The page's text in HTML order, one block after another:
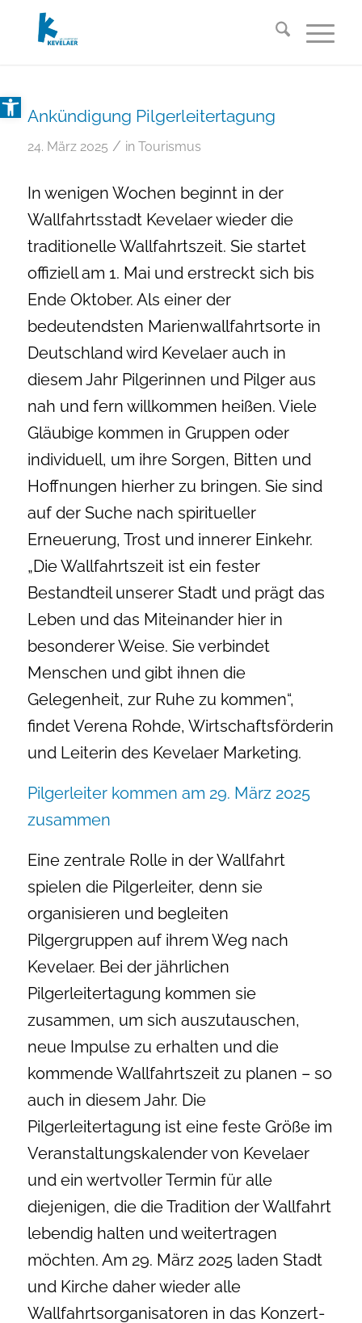
Open toolbar
Ankündigung Pilgerleitertagung
24. März 2025 / in Tourismus
In wenigen Wochen beginnt in der
Wallfahrtsstadt Kevelaer wieder die
traditionelle Wallfahrtszeit. Sie startet
offiziell am 1. Mai und erstreckt sich bis
Ende Oktober. Als einer der
bedeutendsten Marienwallfahrtsorte in
Deutschland wird Kevelaer auch in
diesem Jahr Pilgerinnen und Pilger aus
nah und fern willkommen heißen. Viele
Gläubige kommen in Gruppen oder
individuell, um ihre Sorgen, Bitten und
Hoffnungen hierher zu bringen. Sie sind
auf der Suche nach spiritueller
Erneuerung, Trost und innerer Einkehr.
„Die Wallfahrtszeit ist ein fester
Bestandteil unserer Stadt und prägt das
Leben und das Miteinander hier in
besonderer Weise. Sie verbindet
Menschen und gibt ihnen die
Gelegenheit, zur Ruhe zu kommen“,
findet Verena Rohde, Wirtschaftsförderin
und Leiterin des Kevelaer Marketing.
Pilgerleiter kommen am 29. März 2025
zusammen
Eine zentrale Rolle in der Wallfahrt
spielen die Pilgerleiter, denn sie
organisieren und begleiten
Pilgergruppen auf ihrem Weg nach
Kevelaer. Bei der jährlichen
Pilgerleitertagung kommen sie
zusammen, um sich auszutauschen,
neue Impulse zu erhalten und die
kommende Wallfahrtszeit zu planen – so
auch in diesem Jahr. Die
Pilgerleitertagung ist eine feste Größe im
Veranstaltungskalender von Kevelaer
und ein wertvoller Termin für alle
diejenigen, die die Tradition der Wallfahrt
lebendig halten und weitertragen
möchten. Am 29. März 2025 laden Stadt
und Kirche daher wieder alle
Wallfahrtsorganisatoren in das Konzert-